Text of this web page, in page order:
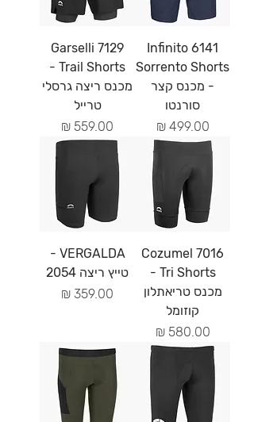
6141 Infinito
Sorrento Shorts
- מכנס קצר
סורנטו
מחיר
7129 Garselli
Trail Shorts -
מכנס ריצה גרסלי
טרייל
מחיר
7016 Cozumel
Tri Shorts -
מכנס טריאתלון
קוזומל
מחיר
VERGALDA -
טייץ ריצה 2054
מחיר